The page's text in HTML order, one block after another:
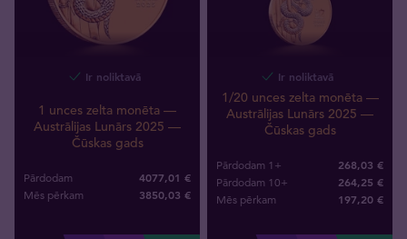
Ir noliktavā
1 unces zelta monēta —
Austrālijas Lunārs 2025 —
Čūskas gads
Pārdodam 4077,01 €
Mēs pērkam 3850,03 €
Ir noliktavā
1/20 unces zelta monēta —
Austrālijas Lunārs 2025 —
Čūskas gads
Pārdodam 1+ 268,03 €
Pārdodam 10+ 264,25 €
Mēs pērkam 197,20 €